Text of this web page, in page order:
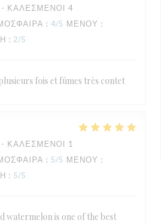
- ΚΑΛΕΣΜΈΝΟΙ 4
: 4/5 ΜΕΝΟΎ :
: 2/5
fois et fûmes très contet
- ΚΑΛΕΣΜΈΝΟΙ 1
: 5/5 ΜΕΝΟΎ :
: 5/5
watermelon is one of the best